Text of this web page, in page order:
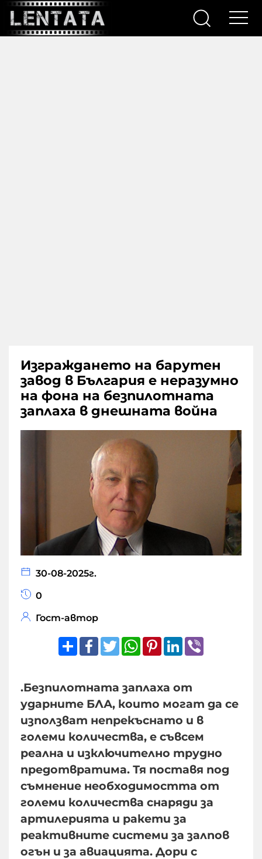
Изграждането на барутен
завод в България е неразумно
на фона на безпилотната
заплаха в днешната война
30-08-2025г.
0
Гост-автор
ShareFacebook
TwitterWhatsApp
Pinterest
LinkedIn
.Безпилотната заплаха от
ударните БЛА, които могат да се
използват непрекъснато и в
големи количества, е съвсем
реална и изключително трудно
предотвратима. Тя поставя под
съмнение необходимостта от
големи количества снаряди за
артилерията и ракети за
реактивните системи за залпов
огън и за авиацията. Дори с